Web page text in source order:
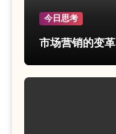
今日思考
市场营销的变革